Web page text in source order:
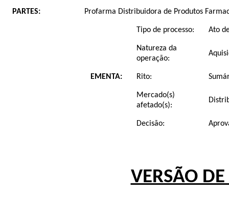
PARTES: Profarma Distribuidora de Produtos
EMENTA:
Tipo de processo: Ato
Natureza da
operação:
Rito:
Mercado(s)
afetado(s):
Decisão:
VERSÃO